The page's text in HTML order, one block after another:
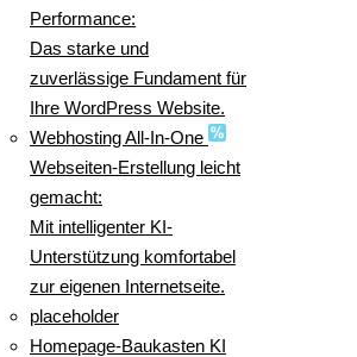
Performance:
Das starke und
zuverlässige Fundament für
Ihre WordPress Website.
Webhosting All-In-One
Webseiten-Erstellung leicht
gemacht:
Mit intelligenter KI-
Unterstützung komfortabel
zur eigenen Internetseite.
placeholder
Homepage-Baukasten KI